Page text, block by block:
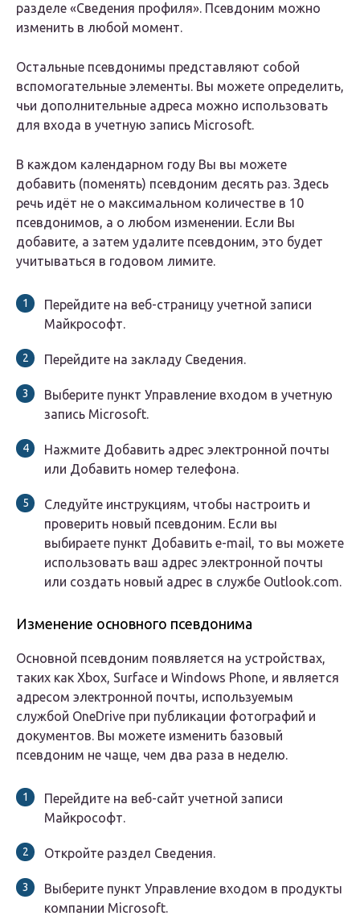
разделе «Сведения профиля». Псевдоним можно
изменить в любой момент.
Остальные псевдонимы представляют собой
вспомогательные элементы. Вы можете определить,
чьи дополнительные адреса можно использовать
для входа в учетную запись Microsoft.
В каждом календарном году Вы вы можете
добавить (поменять) псевдоним десять раз. Здесь
речь идёт не о максимальном количестве в 10
псевдонимов, а о любом изменении. Если Вы
добавите, а затем удалите псевдоним, это будет
учитываться в годовом лимите.
Перейдите на веб-страницу учетной записи
Майкрософт.
Перейдите на закладу Сведения.
Выберите пункт Управление входом в учетную
запись Microsoft.
Нажмите Добавить адрес электронной почты
или Добавить номер телефона.
Следуйте инструкциям, чтобы настроить и
проверить новый псевдоним. Если вы
выбираете пункт Добавить e-mail, то вы можете
использовать ваш адрес электронной почты
или создать новый адрес в службе Outlook.com.
Изменение основного псевдонима
Основной псевдоним появляется на устройствах,
таких как Xbox, Surface и Windows Phone, и является
адресом электронной почты, используемым
службой OneDrive при публикации фотографий и
документов. Вы можете изменить базовый
псевдоним не чаще, чем два раза в неделю.
Перейдите на веб-сайт учетной записи
Майкрософт.
Откройте раздел Сведения.
Выберите пункт Управление входом в продукты
компании Microsoft.